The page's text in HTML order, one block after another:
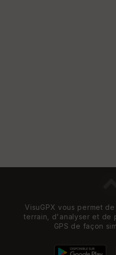
VisuGPX vous permet
terrain, d'analyser et de
GPS de façon